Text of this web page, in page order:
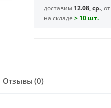
доставим 12.08, ср., от
на складе > 10 шт.
Отзывы (0)